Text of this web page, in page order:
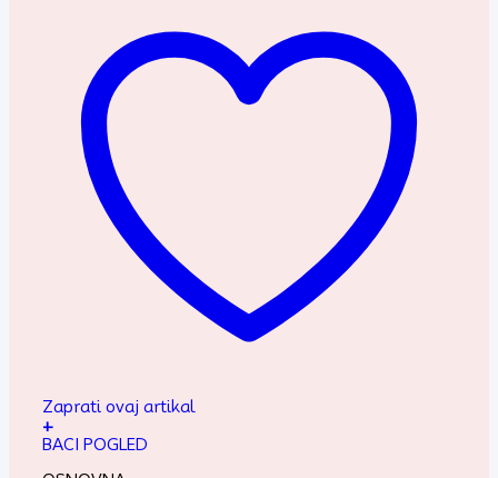
Zaprati ovaj artikal
+
BACI POGLED